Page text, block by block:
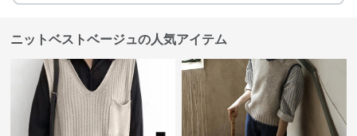
ニットベストベージュの人気アイテム